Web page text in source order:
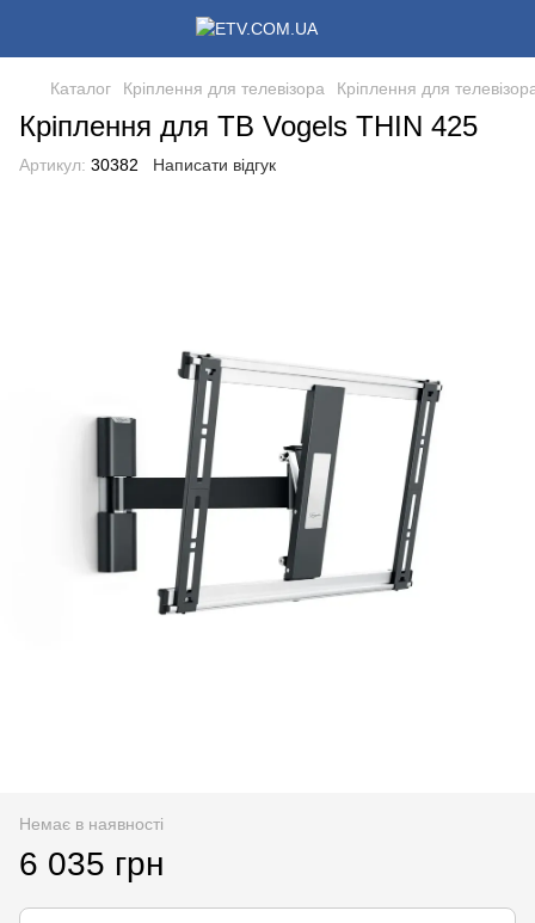
Каталог Кріплення для телевізора Кріплення для
Кріплення для ТВ Vogels THIN 425
Артикул: 30382 Написати відгук
Немає в наявності
6 035 грн